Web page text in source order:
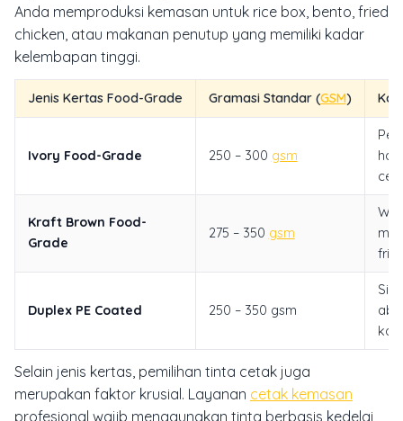
Anda memproduksi kemasan untuk rice box, bento, fried
chicken, atau makanan penutup yang memiliki kadar
kelembapan tinggi.
Jenis Kertas Food-Grade Gramasi Standar (GSM)
Ivory Food-Grade 250 – 300 gsm
Kraft Brown Food-
Grade
275 – 350 gsm
Duplex PE Coated 250 – 350 gsm
Selain jenis kertas, pemilihan tinta cetak juga
merupakan faktor krusial. Layanan cetak kemasan
profesional wajib menggunakan tinta berbasis kedelai